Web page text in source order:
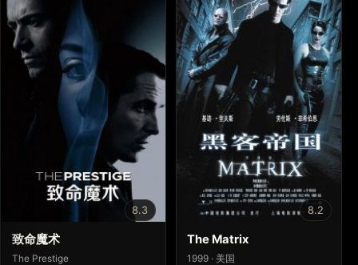
8.3
致命魔术
The Prestige
8.2
The Matrix
1999 · 美国